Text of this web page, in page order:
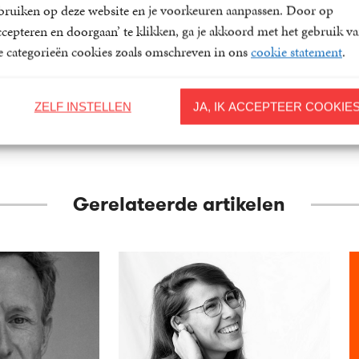
op deze website en je voorkeuren aanpassen. Door op
en doorgaan’ te klikken, ga je akkoord met het gebruik
categorieën cookies zoals omschreven in onscookie statement.
JA, IK ACCEPTEER
ZELF INSTELLEN
Luisterboek
15,
Paperback
Gerelateerde artikelen